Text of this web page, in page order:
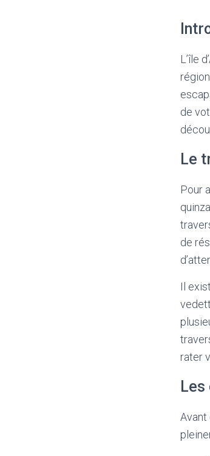
L’île
de
Le
Pour
de
Il
rater
Avant